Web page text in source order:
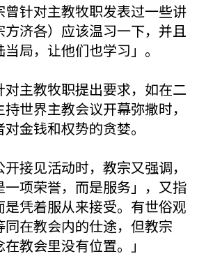
针对主教牧职发表过一些讲
方济各）应该温习一下，并且
局，让他们也学习」。
主教牧职提出要求，如在二
世界主教会议开幕弥撒时，
金钱和权势的贪婪。
接见活动时，教宗又强调，
一项荣誉，而是服务」，又指
是凭着服从来接受。有世俗观
在教会内的仕途，但教宗
教会里没有位置。」